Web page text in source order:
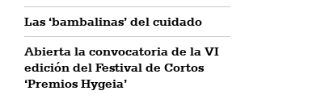
Las ‘bambalinas’ del cuidado
Abierta la convocatoria de la VI
edición del Festival de Cortos
‘Premios Hygeia’